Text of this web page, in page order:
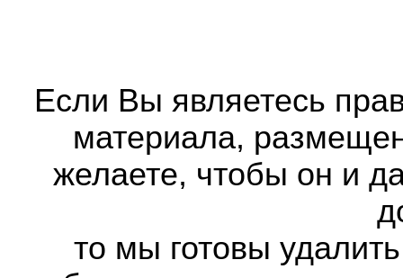
Если Вы являетесь
материала,
желаете, чтобы он и
то мы готовы